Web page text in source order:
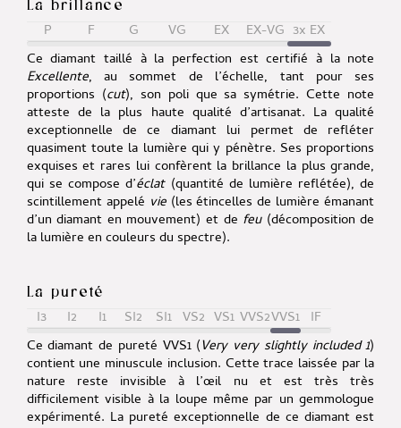
La brillance
P F G VG EX EX-VG 3x EX
Ce diamant taillé à la perfection est certifié à la note
Excellente, au sommet de l’échelle, tant pour ses
proportions (cut), son poli que sa symétrie. Cette note
atteste de la plus haute qualité d’artisanat. La qualité
exceptionnelle de ce diamant lui permet de refléter
quasiment toute la lumière qui y pénètre. Ses proportions
exquises et rares lui confèrent la brillance la plus grande,
qui se compose d’éclat(quantité de lumière reflétée), de
scintillement appelé vie(les étincelles de lumière émanant
d’un diamant en mouvement) et de feu(décomposition de
la lumière en couleurs du spectre).
La pureté
I3 I2 I1 SI2 SI1 VS2 VS1 VVS2VVS1 IF
Ce diamant de pureté VVS1 (Very very slightly included 1)
contient une minuscule inclusion. Cette trace laissée par la
nature reste invisible à l’œil nu et est très très
difficilement visible à la loupe même par un gemmologue
expérimenté. La pureté exceptionnelle de ce diamant est